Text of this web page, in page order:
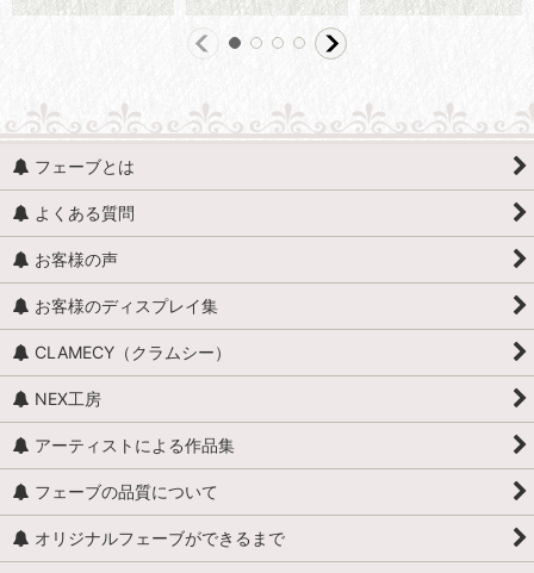
フェーブとは
よくある質問
お客様の声
お客様のディスプレイ集
CLAMECY（クラムシー）
NEX工房
アーティストによる作品集
フェーブの品質について
オリジナルフェーブができるまで